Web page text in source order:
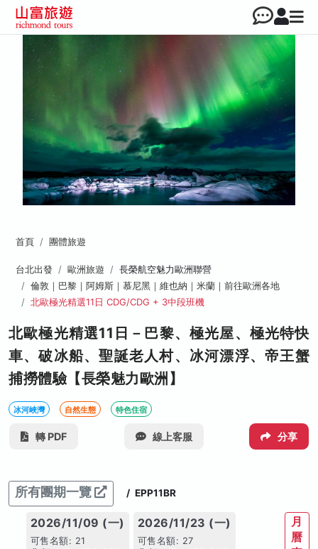
首頁 團體旅遊
台北出發 歐洲旅遊
長榮航空魅力歐洲聯營
倫敦｜巴黎｜阿姆斯｜慕尼黑｜維也納｜米蘭｜前往歐洲各地
北歐極光精選11日 CDG/CDG + 3中段班機
北歐極光精選11日－巴黎、極光屋、極光特快
車、破冰船、聖誕老人村、冰河漂浮、帝王蟹
捕撈體驗【長榮魅力歐洲】
冰河峽灣 自然生態 特色住宿
轉 PDF 線上客服 分享
所有團期一覽 / EPP11BR
2026/11/09 (一)
可售名額: 21
2026/11/23 (一)
可售名額: 27
月
曆